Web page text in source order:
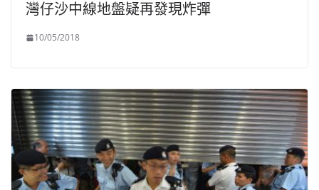
灣仔沙中線地盤疑再發現炸彈
10/05/2018